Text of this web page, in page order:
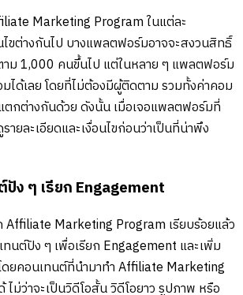
Marketing Program ในแต่ละ
ขต่างกันไป บางแพลตฟอร์มอาจจะสงวนสิทธิ์
ม 1,000 คนขึ้นไป แต่ในหลาย ๆ แพลตฟอร์ม
ได้เลย โดยที่ไม่ต้องมีผู้ติดตาม รวมทั้งค่าคอม
ตกต่างกันด้วย ดังนั้น เมื่อเจอแพลตฟอร์มที่
ายละเอียดและเงื่อนไขก่อนว่าเป็นที่น่าพึง
ง ๆ เรียก Engagement
Affiliate Marketing Program เรียบร้อยแล้ว
ทนต์ปัง ๆ เพื่อเรียก Engagement และเพิ่ม
ดยคอนเทนต์ที่นำมาทำ Affiliate Marketing
ไม่ว่าจะเป็นวิดีโอสั้น วิดีโอยาว รูปภาพ หรือ